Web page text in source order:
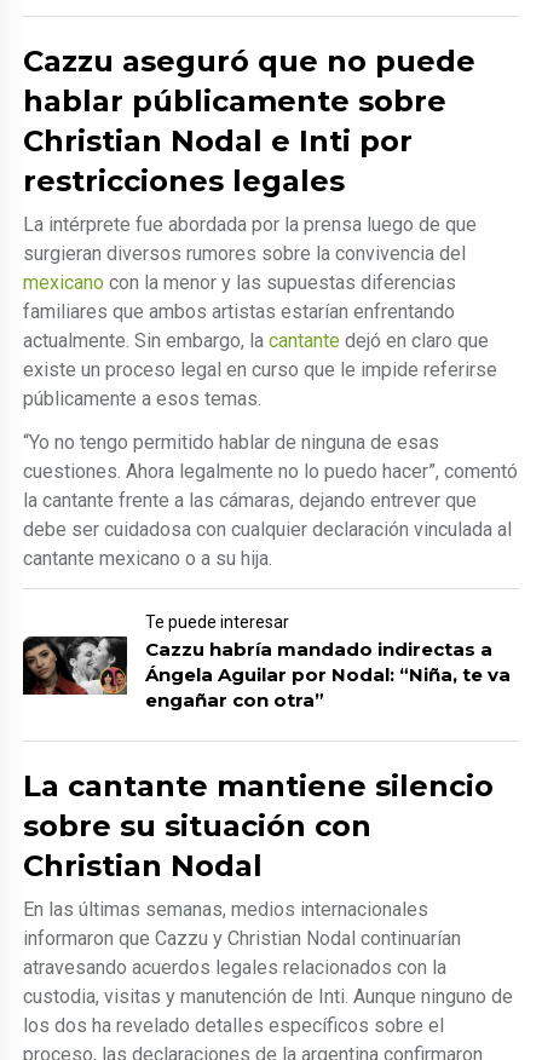
Cazzu aseguró que no puede
hablar públicamente sobre
Christian Nodal e Inti por
restricciones legales
La intérprete fue abordada por la prensa luego de que
surgieran diversos rumores sobre la convivencia del
mexicano con la menor y las supuestas diferencias
familiares que ambos artistas estarían enfrentando
actualmente. Sin embargo, lacantante dejó en claro que
existe un proceso legal en curso que le impide referirse
públicamente a esos temas.
“Yo no tengo permitido hablar de ninguna de esas
cuestiones. Ahora legalmente no lo puedo hacer”, comentó
la cantante frente a las cámaras, dejando entrever que
debe ser cuidadosa con cualquier declaración vinculada al
cantante mexicano o a su hija.
Te puede interesar
Cazzu habría mandado indirectas a
Ángela Aguilar por Nodal: “Niña, te va
engañar con otra”
La cantante mantiene silencio
sobre su situación con
Christian Nodal
En las últimas semanas, medios internacionales
informaron que Cazzu y Christian Nodal continuarían
atravesando acuerdos legales relacionados con la
custodia, visitas y manutención de Inti. Aunque ninguno de
los dos ha revelado detalles específicos sobre el
proceso, las declaraciones de la argentina confirmaron